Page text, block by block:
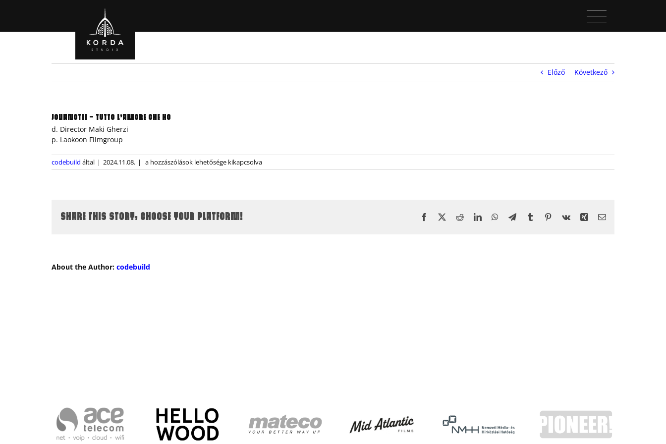
Előző Következő
JOVANOTTI – TUTTO L’AMORE CHE HO
d. Director Maki Gherzi
p. Laokoon Filmgroup
codebuild által | 2024.11.08. |
Jovanotti
–
bejegyzéshez
a hozzászólások lehetősége kikapcsolva
SHARE THIS STORY, CHOOSE YOUR PLATFORM! Facebook
X RedditLinkedInWhatsApp
TelegramTumblrPinterest
Vk Xing Email:
About the Author: codebuild